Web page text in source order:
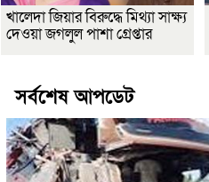
খালেদা জিয়ার বিরুদ্ধে মিথ্যা সাক্ষ্য
দেওয়া জগলুল পাশা গ্রেপ্তার
সর্বশেষ আপডেট